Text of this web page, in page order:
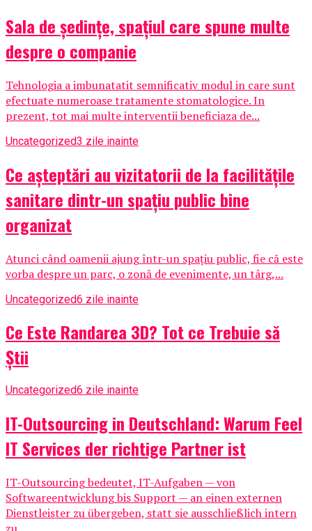
Sala de ședințe, spațiul care spune multe
despre o companie
Tehnologia a imbunatatit semnificativ modul in care sunt
efectuate numeroase tratamente stomatologice. In
prezent, tot mai multe interventii beneficiaza de...
Uncategorized3 zile inainte
Ce așteptări au vizitatorii de la facilitățile
sanitare dintr-un spațiu public bine
organizat
Atunci când oamenii ajung într-un spațiu public, fie că este
vorba despre un parc, o zonă de evenimente, un târg,...
Uncategorized6 zile inainte
Ce Este Randarea 3D? Tot ce Trebuie să
Știi
Uncategorized6 zile inainte
IT-Outsourcing in Deutschland: Warum Feel
IT Services der richtige Partner ist
IT-Outsourcing bedeutet, IT-Aufgaben — von
Softwareentwicklung bis Support — an einen externen
Dienstleister zu übergeben, statt sie ausschließlich intern